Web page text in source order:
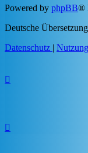
Powered by phpBB®
Deutsche
Datenschutz |